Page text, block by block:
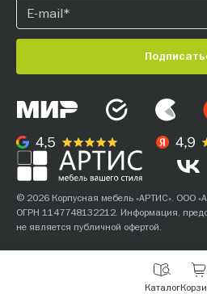
Каталог
© 2026 Корпусная мебель «АРТИС». ООО
ОГРН 1147748132212. Информация,
не является публичной офертой.